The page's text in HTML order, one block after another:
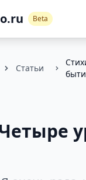
Beta
Статьи